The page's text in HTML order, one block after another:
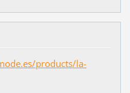
products/la-